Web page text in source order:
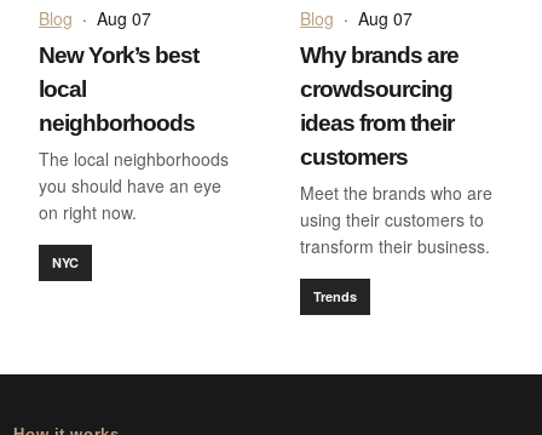
Blog · Aug 07
New York’s best
local
neighborhoods
The local neighborhoods
you should have an eye
on right now.
NYC
Blog · Aug 07
Why brands are
crowdsourcing
ideas from their
customers
Meet the brands who are
using their customers to
transform their business.
Trends